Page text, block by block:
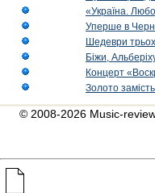
«Україна.
Уперше в
Шедеври трьох
Біжи,
Концерт
Золото
© 2008-2026 Music-